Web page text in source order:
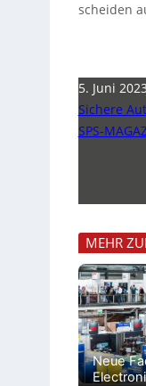
scheiden
5. Juni 2023
Sichere
SPS-
MEHR
Neue